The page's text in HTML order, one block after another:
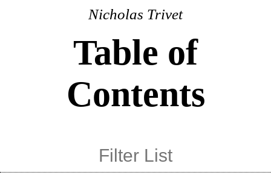
Nicholas Trivet
Table of
Contents